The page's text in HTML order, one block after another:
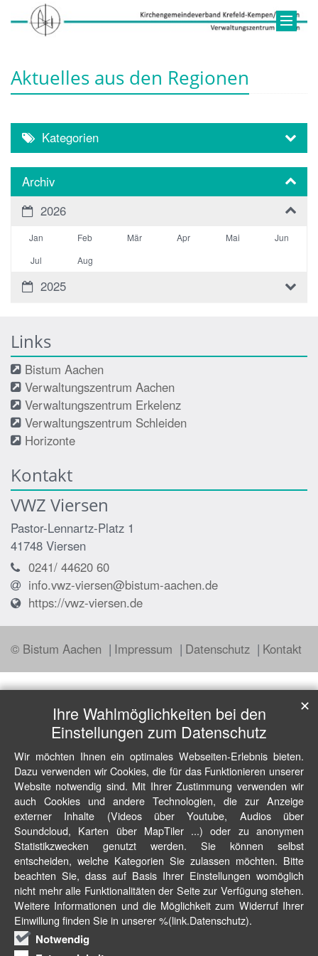
Aktuelles aus den Regionen
Kategorien
Archiv
2026
Jan Feb Mär Apr Mai
Jun
Jul
Aug
2025
Links
Bistum Aachen
Verwaltungszentrum Aachen
Verwaltungszentrum Erkelenz
Verwaltungszentrum Schleiden
Horizonte
Kontakt
VWZ Viersen
Pastor-Lennartz-Platz 1
41748 Viersen
0241/ 44620 60
info.vwz-viersen@bistum-aachen.de
https://vwz-viersen.de
© Bistum Aachen Impressum Datenschutz Kontakt
Ihre Wahlmöglichkeiten bei den
Einstellungen zum Datenschutz
Wir möchten Ihnen ein optimales Webseiten-Erlebnis bieten.
Dazu verwenden wir Cookies, die für das Funktionieren unserer
Website notwendig sind. Mit Ihrer Zustimmung verwenden wir
auch Cookies und andere Technologien, die zur Anzeige
externer Inhalte (Videos über Youtube, Audios über
Soundcloud, Karten über MapTiler ...) oder zu anonymen
Statistikzwecken genutzt werden. Sie können selbst
entscheiden, welche Kategorien Sie zulassen möchten. Bitte
beachten Sie, dass auf Basis Ihrer Einstellungen womöglich
nicht mehr alle Funktionalitäten der Seite zur Verfügung stehen.
Weitere Informationen und die Möglichkeit zum Widerruf Ihrer
Einwillung finden Sie in unserer %(link.Datenschutz).
Notwendig
✕